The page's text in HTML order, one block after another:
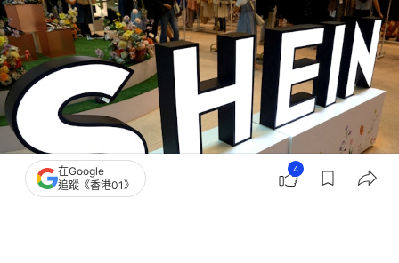
在Google
追蹤《香港01》
4